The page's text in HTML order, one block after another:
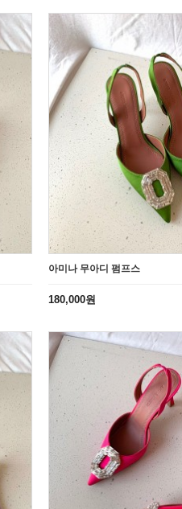
아미나 무아디 펌프스
180,000원